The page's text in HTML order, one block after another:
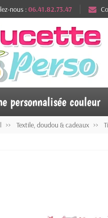
nous :06.41.82.73.47
personnalisée couleur
Textile, doudou & cadeaux